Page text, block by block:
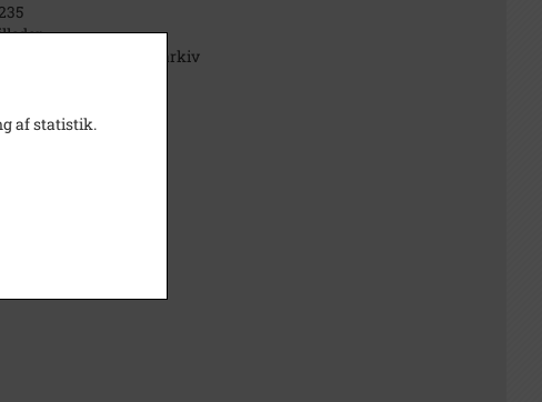
Stads- og Lokalarkiv
af statistik.